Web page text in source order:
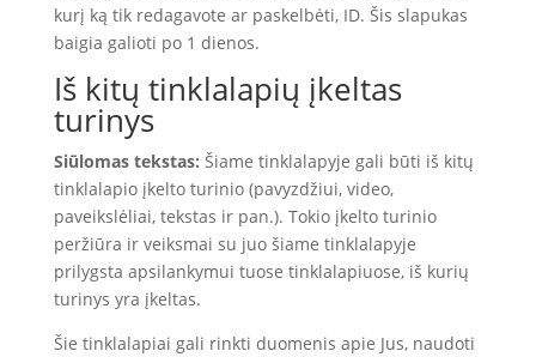
kurį ką tik redagavote ar paskelbėti, ID. Šis slapukas
baigia galioti po 1 dienos.
Iš kitų tinklalapių įkeltas
turinys
Siūlomas tekstas: Šiame tinklalapyje gali būti iš kitų
tinklalapio įkelto turinio (pavyzdžiui, video,
paveikslėliai, tekstas ir pan.). Tokio įkelto turinio
peržiūra ir veiksmai su juo šiame tinklalapyje
prilygsta apsilankymui tuose tinklalapiuose, iš kurių
turinys yra įkeltas.
Šie tinklalapiai gali rinkti duomenis apie Jus, naudoti